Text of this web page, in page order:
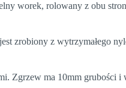
worek, rolowany z obu
zrobiony z wytrzymałego
Zgrzew ma 10mm grubości i